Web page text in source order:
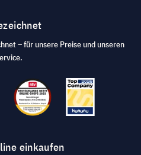
– für unsere Preise und unseren
einkaufen